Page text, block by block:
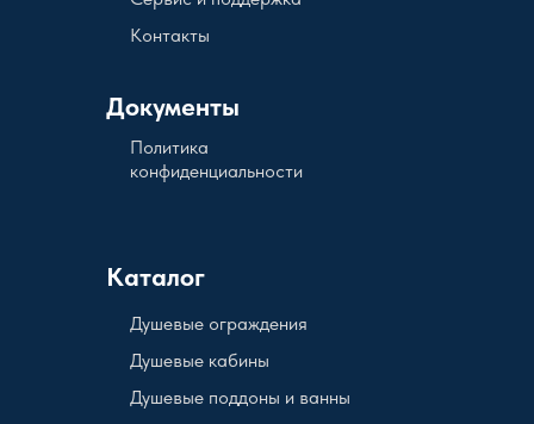
Документы
Политика
конфиденциальности
Контакты
Каталог
Душевые кабины
Душевые поддоны и ванны
Душевые ограждения